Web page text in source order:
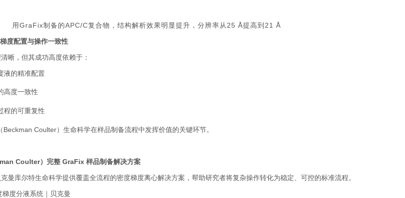
用GraFix制备的APC/C复合物，结构解析效果明显提升，分辨率从25 Å提高到21 Å
度配置与操作一致性
晰，但其成功高度依赖于：
液的精准配置
高度一致性
程的可重复性
Beckman Coulter）生命科学在样品制备流程中发挥价值的关键环节。
Coulter）完整 GraFix 样品制备解决方案
曼库尔特生命科学提供覆盖全流程的密度梯度离心解决方案，帮助研究者将复杂操作转化为稳定、可控的标准流程。
梯度分液系统｜贝克曼